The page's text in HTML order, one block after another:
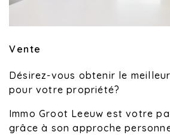
Vente
Désirez-vous obtenir le
pour votre propriété?
Immo Groot Leeuw est votre
grâce à son approche